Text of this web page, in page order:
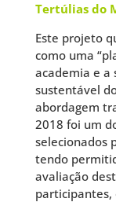
Tertúlias do
Este projeto
como uma
academia e a
sustentável
abordagem
2018 foi um
selecionados
tendo
avaliação
participantes,